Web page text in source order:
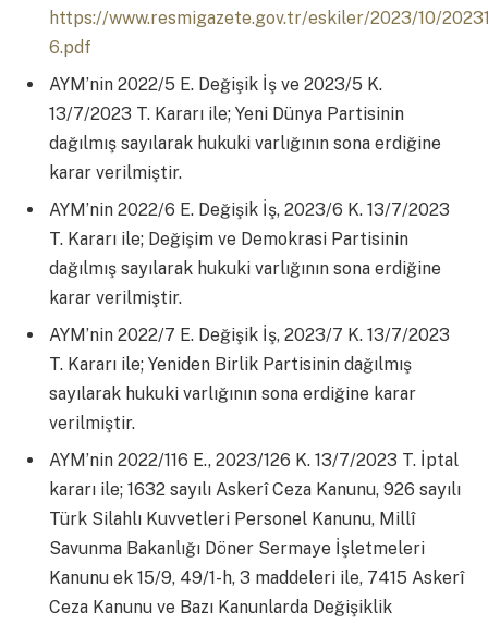
https://www.resmigazete.gov.tr/eskiler/2023/10/
6.pdf
AYM’nin 2022/5 E. Değişik İş ve 2023/5 K.
13/7/2023 T. Kararı ile; Yeni Dünya Partisinin
dağılmış sayılarak hukuki varlığının sona erdiğine
karar verilmiştir.
AYM’nin 2022/6 E. Değişik İş, 2023/6 K. 13/7/2023
T. Kararı ile; Değişim ve Demokrasi Partisinin
dağılmış sayılarak hukuki varlığının sona erdiğine
karar verilmiştir.
AYM’nin 2022/7 E. Değişik İş, 2023/7 K. 13/7/2023
T. Kararı ile; Yeniden Birlik Partisinin dağılmış
sayılarak hukuki varlığının sona erdiğine karar
verilmiştir.
AYM’nin 2022/116 E., 2023/126 K. 13/7/2023 T. İptal
kararı ile; 1632 sayılı Askerî Ceza Kanunu, 926 sayılı
Türk Silahlı Kuvvetleri Personel Kanunu, Millî
Savunma Bakanlığı Döner Sermaye İşletmeleri
Kanunu ek 15/9, 49/1-h, 3 maddeleri ile, 7415 Askerî
Ceza Kanunu ve Bazı Kanunlarda Değişiklik